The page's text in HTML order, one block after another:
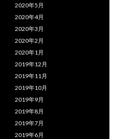
2020年5月
2020年4月
2020年3月
2020年2月
2020年1月
2019年12月
2019年11月
2019年10月
2019年9月
2019年8月
2019年7月
2019年6月